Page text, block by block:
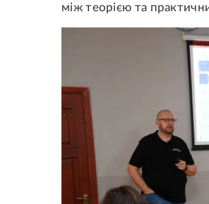
між теорією та